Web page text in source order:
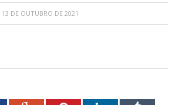
13 DE OUTUBRO DE 2021